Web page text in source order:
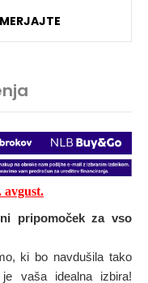
avgust.
pripomoček za vso
ki bo navdušila tako
je vaša idealna izbira!